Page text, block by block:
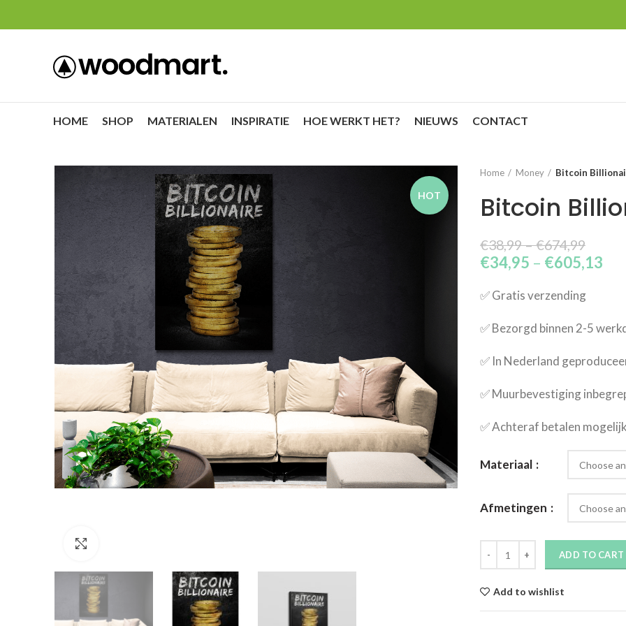
HOME SHOP MATERIALEN INSPIRATIE HOE WERKT HET? NIEUWS CONTACT
HOT
Home Money Bitcoin
Bitcoin
€38,99–€674,99
€34,95 – €605,13
✅​ Gratis verzending
✅​ Bezorgd binnen 2-5
✅​ In Nederland
✅​ Muurbevestiging
✅​ Achteraf betalen mogelijk
Materiaal
Afmetingen
ADD TO CART
Add to wishlist